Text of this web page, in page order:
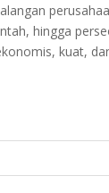
hingga
kuat,